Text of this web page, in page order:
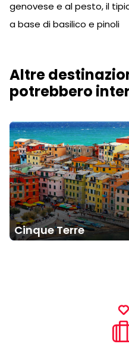
genovese e al pesto, il
a base di basilico e pinoli
Altre
potrebbero
Cinque Terre